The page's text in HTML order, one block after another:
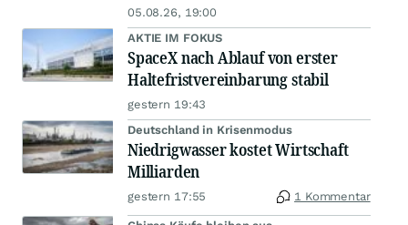
05.08.26, 19:00
AKTIE IM FOKUS
SpaceX nach Ablauf von erster
Haltefristvereinbarung stabil
gestern 19:43
Deutschland in Krisenmodus
Niedrigwasser kostet Wirtschaft
Milliarden
gestern 17:55 1 Kommentar